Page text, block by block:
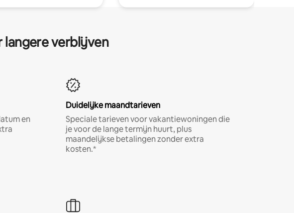
langere verblijven
en
Duidelijke maandtarieven
Speciale tarieven voor vakantiewoningen die
je voor de lange termijn huurt, plus
maandelijkse betalingen zonder extra
kosten.*